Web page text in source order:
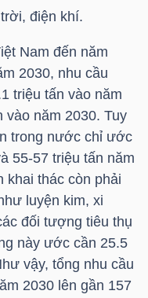
điện khí.
Nam đến năm
2030, nhu cầu
triệu tấn vào năm
vào năm 2030. Tuy
trong nước chỉ ước
55-57 triệu tấn năm
khai thác còn phải
luyện kim, xi
đối tượng tiêu thụ
này ước cần 25.5
vậy, tổng nhu cầu
2030 lên gần 157